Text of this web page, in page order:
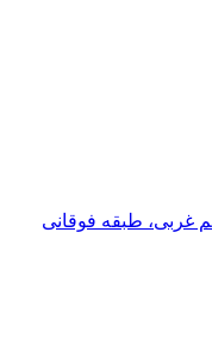
غربی، طبقه فوقانی